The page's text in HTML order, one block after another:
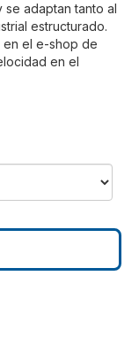
se adaptan tanto al
estructurado.
en el e-shop de
en el